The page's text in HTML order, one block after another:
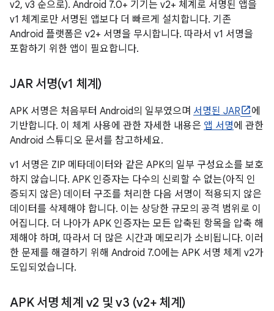
v2, v3 순으로). Android 7.0+ 기기는 v2+ 체계로 서명된 앱을
v1 체계로만 서명된 앱보다 더 빠르게 설치합니다. 기존
Android 플랫폼은 v2+ 서명을 무시합니다. 따라서 v1 서명을
포함하기 위한 앱이 필요합니다.
JAR 서명(v1 체계)
APK 서명은 처음부터 Android의 일부였으며 서명된 JAR
에
기반합니다. 이 체계 사용에 관한 자세한 내용은 앱 서명에 관한
Android 스튜디오 문서를 참고하세요.
v1 서명은 ZIP 메타데이터와 같은 APK의 일부 구성요소를 보호
하지 않습니다. APK 인증자는 다수의 신뢰할 수 없는(아직 인
증되지 않은) 데이터 구조를 처리한 다음 서명이 적용되지 않은
데이터를 삭제해야 합니다. 이는 상당한 규모의 공격 범위로 이
어집니다. 더 나아가 APK 인증자는 모든 압축된 항목을 압축 해
제해야 하며, 따라서 더 많은 시간과 메모리가 소비됩니다. 이러
한 문제를 해결하기 위해 Android 7.0에는 APK 서명 체계 v2가
도입되었습니다.
APK 서명 체계 v2 및 v3 (v2+ 체계)